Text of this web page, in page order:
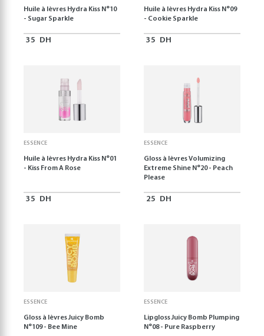
Huile à lèvres Hydra Kiss N°10
- Sugar Sparkle
35 DH
Huile à lèvres Hydra Kiss N°09
- Cookie Sparkle
35 DH
ESSENCE
Huile à lèvres Hydra Kiss N°01
- Kiss From A Rose
35 DH
ESSENCE
Gloss à lèvres Volumizing
Extreme Shine N°20 - Peach
Please
25 DH
ESSENCE
Gloss à lèvres Juicy Bomb
N°109 - Bee Mine
ESSENCE
Lipgloss Juicy Bomb Plumping
N°08 - Pure Raspberry